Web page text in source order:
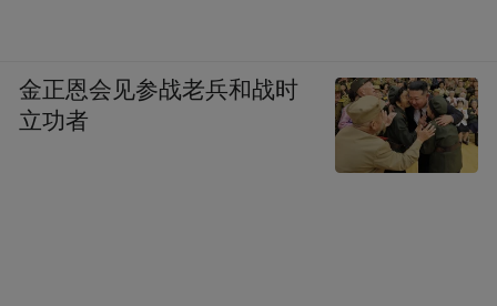
金正恩会见参战老兵和战时
立功者